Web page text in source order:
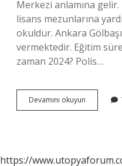
Merkezi anlamına gelir.
lisans mezunlarına
okuldur. Ankara
vermektedir. Eğitim
zaman 2024? Polis…
Devamını okuyun
Hangi
https://